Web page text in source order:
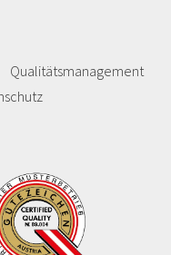
Qualitätsmanagement